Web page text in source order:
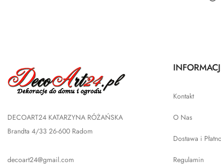
DECOART24 KATARZYNA RÓŻAŃSKA
Brandta 4/33 26-600 Radom
decoart24@gmail.com
Kontakt
O Nas
Dostawa i
Regulamin